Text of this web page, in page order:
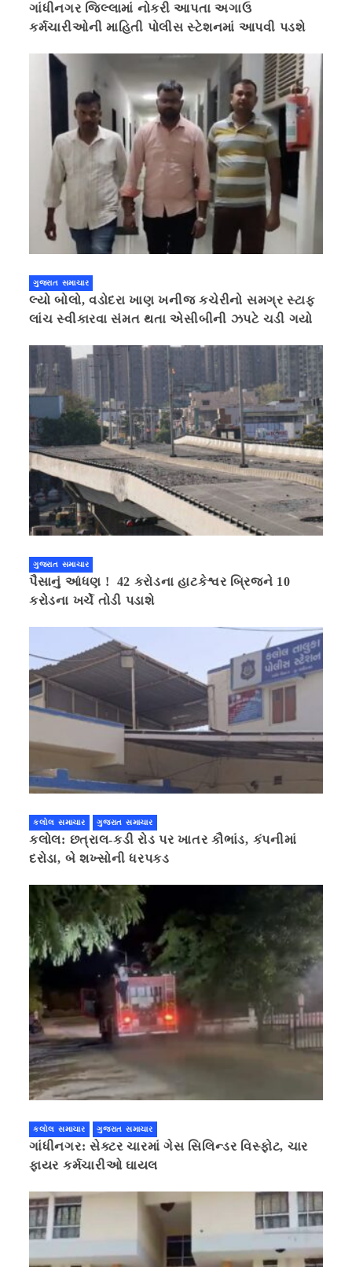
ગાંધીનગર જિલ્લામાં નોકરી આપતા અગાઉ
કર્મચારીઓની માહિતી પોલીસ સ્ટેશનમાં આપવી પડશે
ગુજરાત સમાચાર
લ્યો બોલો, વડોદરા ખાણ ખનીજ કચેરીનો સમગ્ર સ્ટાફ
લાંચ સ્વીકારવા સંમત થતા એસીબીની ઝપટે ચડી ગયો
ગુજરાત સમાચાર
પૈસાનું આંધણ ! 42 કરોડના હાટકેશ્વર બ્રિજને 10
કરોડના ખર્ચે તોડી પડાશે
કલોલ સમાચાર ગુજરાત સમાચાર
કલોલ: છત્રાલ-કડી રોડ પર ખાતર કૌભાંડ, કંપનીમાં
દરોડા, બે શખ્સોની ધરપકડ
કલોલ સમાચાર ગુજરાત સમાચાર
ગાંધીનગર: સેક્ટર ચારમાં ગેસ સિલિન્ડર વિસ્ફોટ, ચાર
ફાયર કર્મચારીઓ ઘાયલ